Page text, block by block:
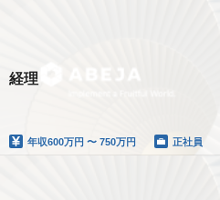
経理
年収600万円 〜 750万円 正社員